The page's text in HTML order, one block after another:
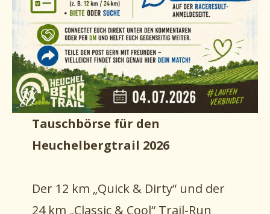
Tauschbörse für den
Heuchelbergtrail 2026
Der 12 km „Quick & Dirty“ und der
24 km „Classic & Cool“ Trail-Run